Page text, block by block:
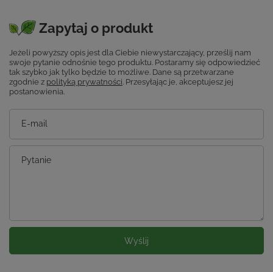
Zapytaj o produkt
Jeżeli powyższy opis jest dla Ciebie niewystarczający, prześlij nam
swoje pytanie odnośnie tego produktu. Postaramy się odpowiedzieć
tak szybko jak tylko będzie to możliwe. Dane są przetwarzane
zgodnie z polityką prywatności. Przesyłając je, akceptujesz jej
postanowienia.
E-mail
Pytanie
Wyślij